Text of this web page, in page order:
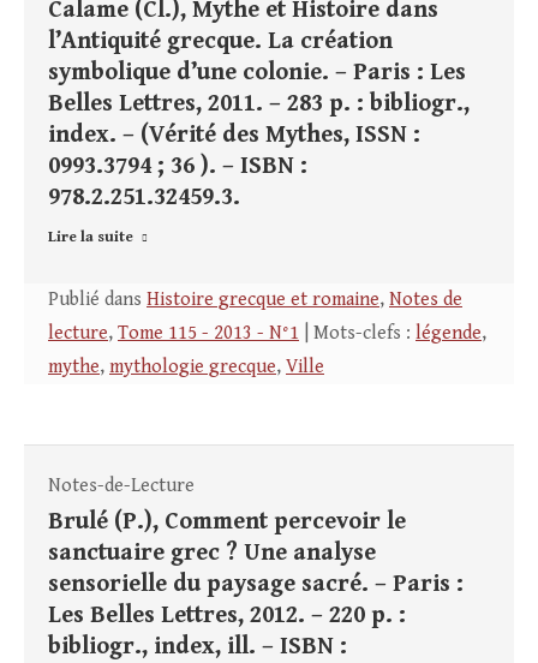
Calame (Cl.), Mythe et Histoire dans
l’Antiquité grecque. La création
symbolique d’une colonie. – Paris : Les
Belles Lettres, 2011. – 283 p. : bibliogr.,
index. – (Vérité des Mythes, ISSN :
0993.3794 ; 36 ). – ISBN :
978.2.251.32459.3.
Lire la suite
Publié dans Histoire grecque et romaine, Notes de
lecture, Tome 115 - 2013 - N°1 | Mots-clefs : légende,
mythe, mythologie grecque, Ville
Notes-de-Lecture
Brulé (P.), Comment percevoir le
sanctuaire grec ? Une analyse
sensorielle du paysage sacré. – Paris :
Les Belles Lettres, 2012. – 220 p. :
bibliogr., index, ill. – ISBN :